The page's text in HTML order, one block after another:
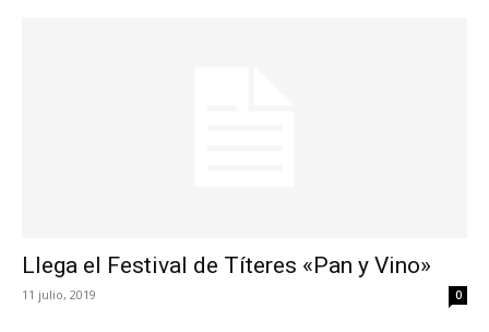
Llega el Festival de Títeres «Pan y Vino»
11 julio, 2019 0